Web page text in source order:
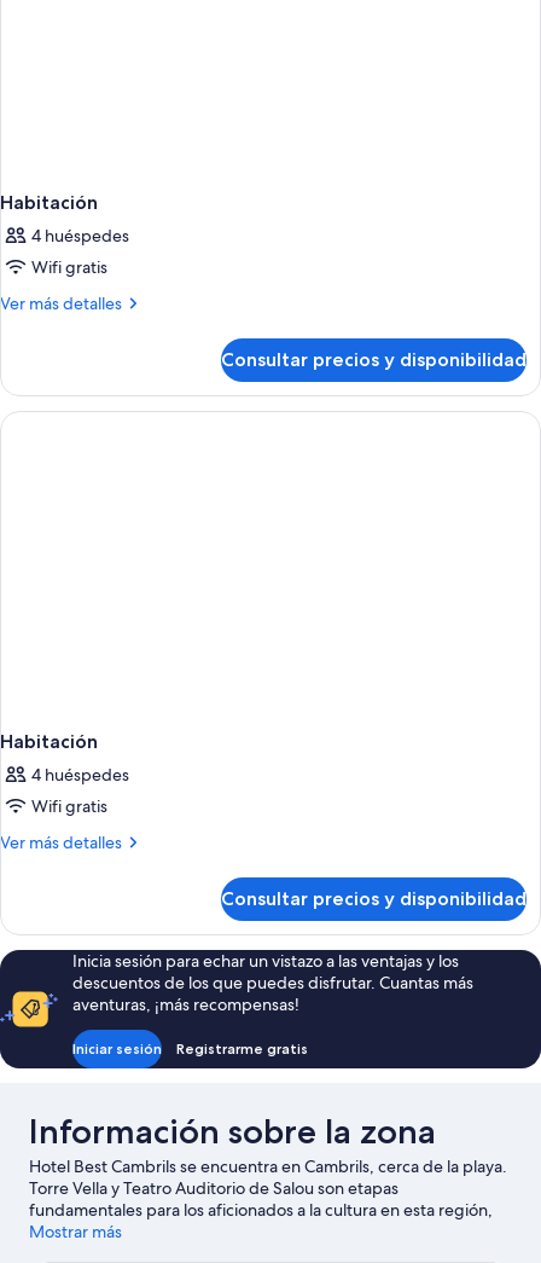
Habitación
4 huéspedes
Wifi gratis
Ver más detalles
Más
Consultar precios y disponibilidad
Habitación
4 huéspedes
Wifi gratis
Ver más detalles
Más
Consultar precios y disponibilidad
Inicia sesión para echar un vistazo a las ventajas y los
descuentos de los que puedes disfrutar. Cuantas más
aventuras, ¡más recompensas!
Iniciar sesión Registrarme gratis
Información sobre la zona
Hotel Best Cambrils se encuentra en Cambrils, cerca de la playa.
Torre Vella y Teatro Auditorio de Salou son etapas
fundamentales para los aficionados a la cultura en esta región,
donde también puedes acercarte a lugares emblemáticos como
Mostrar más